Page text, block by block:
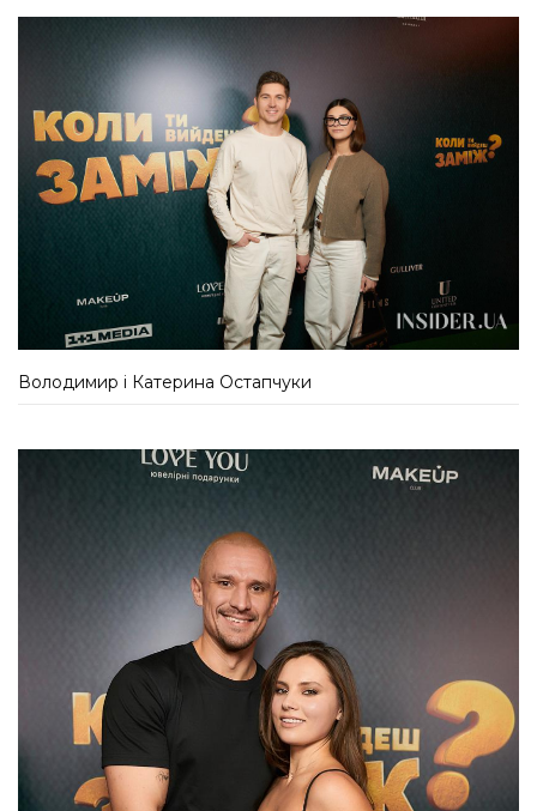
Володимир і Катерина Остапчуки